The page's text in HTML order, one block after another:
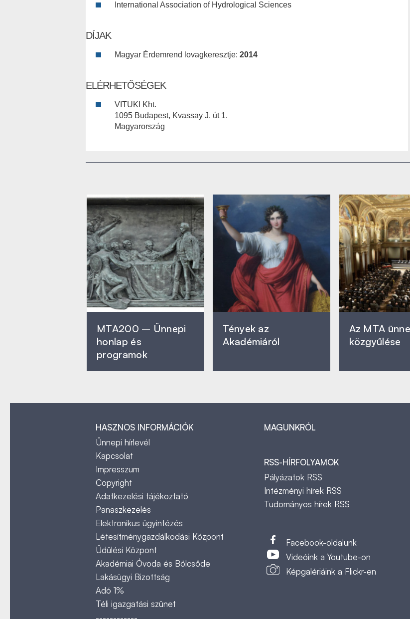
International Association of Hydrological Sciences
DÍJAK
Magyar Érdemrend lovagkeresztje: 2014
ELÉRHETŐSÉGEK
VITUKI Kht.
1095 Budapest, Kvassay J. út 1.
Magyarország
MTA200 – Ünnepi
honlap és
programok
Tények az
Akadémiáról
Az MTA
közgyűlése
HASZNOS INFORMÁCIÓK
Ünnepi hírlevél
Kapcsolat
Impresszum
Copyright
Adatkezelési tájékoztató
Panaszkezelés
Elektronikus ügyintézés
Létesítménygazdálkodási Központ
Üdülési Központ
Akadémiai Óvoda és Bölcsőde
Lakásügyi Bizottság
Adó 1%
Téli igazgatási szünet
MAGUNKRÓL
RSS-HÍRFOLYAMOK
Pályázatok RSS
Intézményi hírek RSS
Tudományos hírek RSS
Facebook-oldalunk
Videóink a Youtube-on
Képgalériáink a Flickr-en